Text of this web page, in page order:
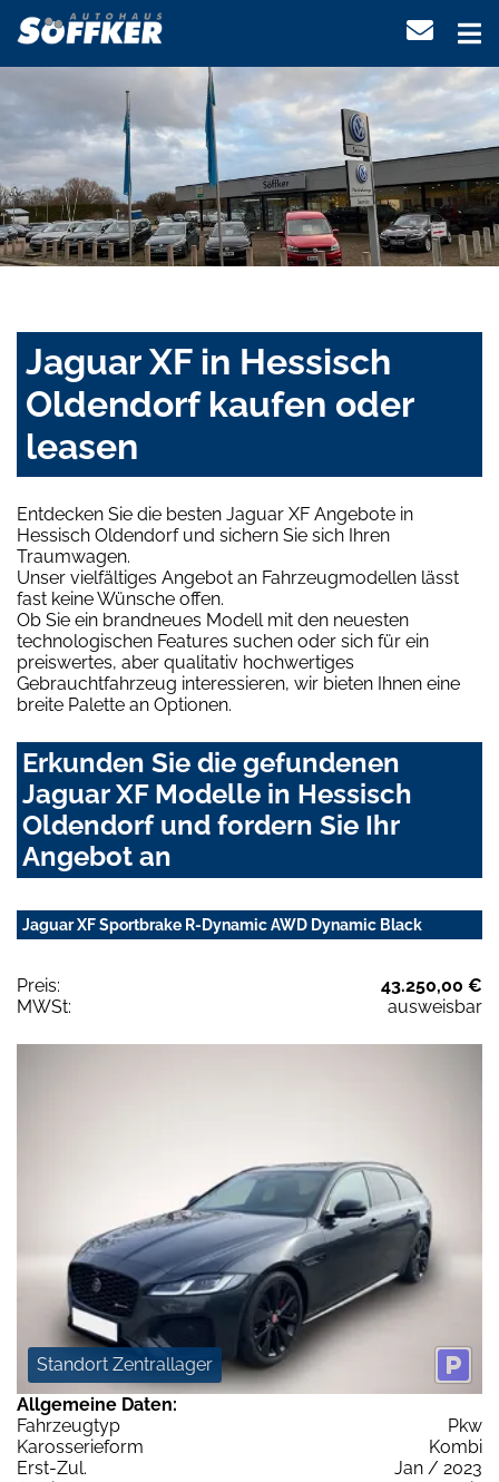
Jaguar XF in Hessisch
Oldendorf kaufen oder
leasen
Entdecken Sie die besten Jaguar XF Angebote in
Hessisch Oldendorf und sichern Sie sich Ihren
Traumwagen.
Unser vielfältiges Angebot an Fahrzeugmodellen lässt
fast keine Wünsche offen.
Ob Sie ein brandneues Modell mit den neuesten
technologischen Features suchen oder sich für ein
preiswertes, aber qualitativ hochwertiges
Gebrauchtfahrzeug interessieren, wir bieten Ihnen eine
breite Palette an Optionen.
Erkunden Sie die gefundenen
Jaguar XF Modelle in Hessisch
Oldendorf und fordern Sie Ihr
Angebot an
Jaguar XF Sportbrake R-Dynamic AWD Dynamic Black
Preis:
43.250,00 €
MWSt:
ausweisbar
Standort Zentrallager
Allgemeine Daten:
Fahrzeugtyp
Pkw
Karosserieform
Kombi
Erst-Zul.
Jan / 2023